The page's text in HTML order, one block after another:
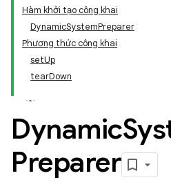
Hàm khởi tạo công khai
DynamicSystemPreparer
Phương thức công khai
setUp
tearDown
Dynamic
Preparer